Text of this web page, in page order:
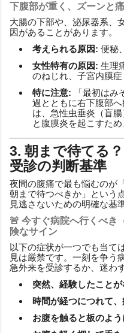
下腹部が重く、ズーンと
大腸の下部や、泌尿器系、
因があることがあります。
考えられる原因: 便秘
女性特有の原因: 生理
のねじれ、子宮内膜症
特に注意: 「最初はみ
過とともに右下腹部
は、急性虫垂炎（盲
と腹膜炎を起こすた
3. 朝まで待てる
受診の判断基準
夜間の腹痛で最も悩むのが
朝まで待つべきか」という
見逃さないための明確な基
🚨 今すぐ病院へ行くべき
険なサイン
以下の症状が一つでも当て
見は厳禁です。一刻を争う
急外来を受診するか、迷わ
突然、経験したこと
時間が経つにつれて
お腹を触ると板のよ